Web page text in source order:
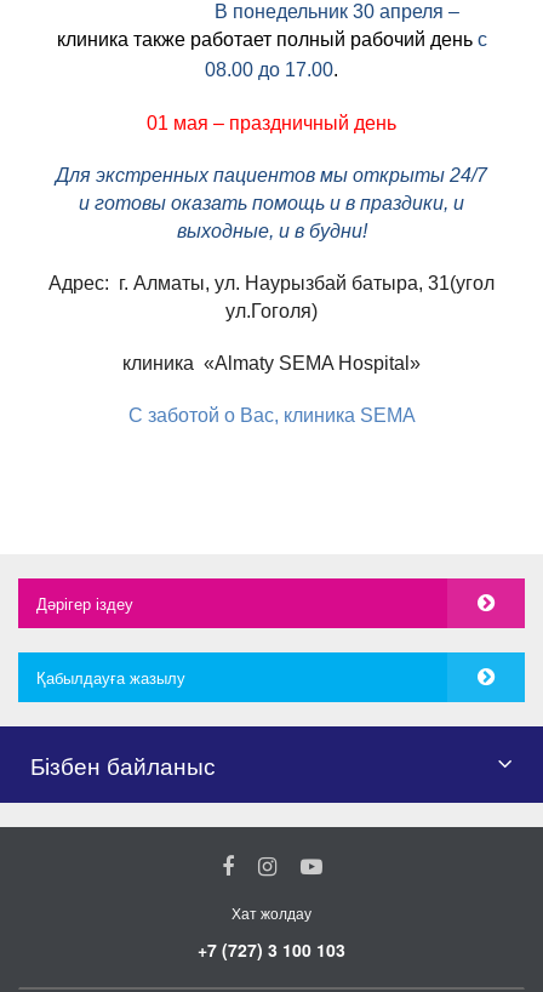
В понедельник 30 апреля –
клиника также работает полный рабочий день с
08.00 до 17.00.
01 мая – праздничный день
Для экстренных пациентов мы открыты 24/7
и готовы оказать помощь и в праздики, и
выходные, и в будни!
Адрес: г. Алматы, ул. Наурызбай батыра, 31(угол
ул.Гоголя)
клиника «Almaty SEMA Hospital»
C заботой о Вас, клиника SEMA
Дәрігер іздеу
Қабылдауға жазылу
Бізбен байланыс
Хат жолдау
+7 (727) 3 100 103